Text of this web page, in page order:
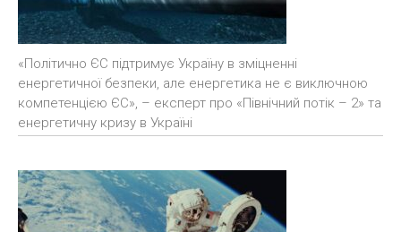
«Політично ЄС підтримує Україну в зміцненні
енергетичної безпеки, але енергетика не є виключною
компетенцією ЄС», – експерт про «Північний потік – 2» та
енергетичну кризу в Україні